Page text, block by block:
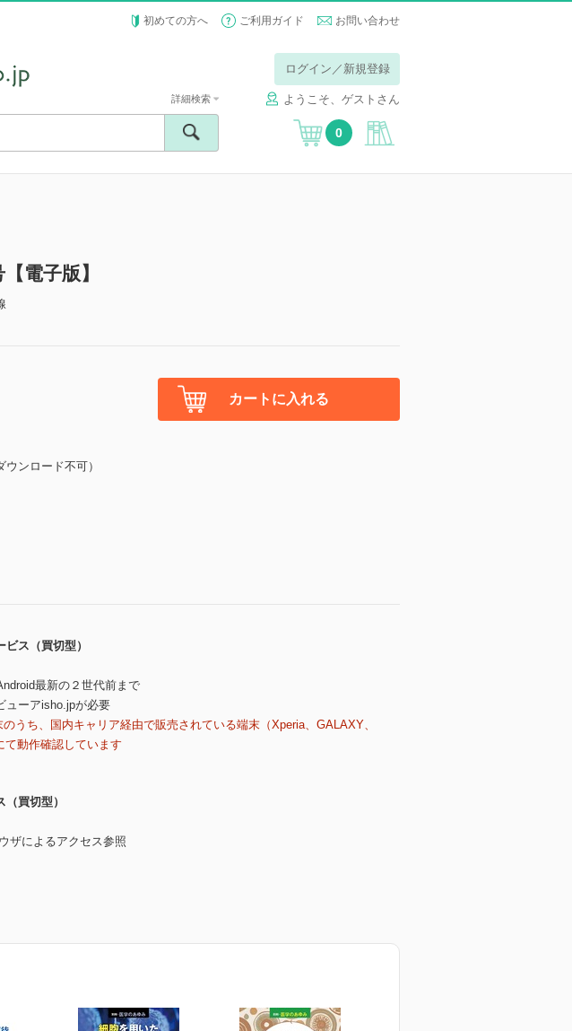
初めての方へ ご利用ガイド お問い合わせ
ログイン／新規登録
ようこそ、ゲストさん
詳細検索
0
電子版】
ンロード不可）
カートに入れる
ス（買切型）
最新の２世代前まで
ューアisho.jpが必要
うち、国内キャリア経由で販売されている端末（Xperia、GALAXY、
て動作確認しています
買切型）
ザによるアクセス参照